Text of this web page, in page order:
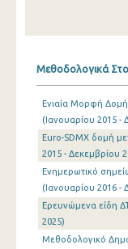
Αυγούστου
Ιουλίου
Ιουνίου
Μεθοδολογικά
Ενιαία Μορφή
(Ιανουαρίου 2015 -
Euro-SDMX δομή
2015 - Δεκεμβρίου
Ενημερωτικό
(Ιανουαρίου 2016 -
Ερευνώμενα είδη
2025)
Μεθοδολογικό